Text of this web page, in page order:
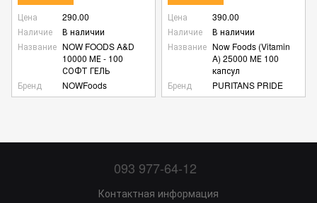
Цена
290.00
Наличие
В наличии
Название NOW FOODS A&D
10000 МЕ - 100
СОФТ ГЕЛЬ
Бренд
NOWFoods
Цена
390.00
Наличие
В наличии
Название Now Foods (Vitamin
A) 25000 МЕ 100
капсул
Бренд
PURITANS PRIDE
093 977-64-12
Контактная информация